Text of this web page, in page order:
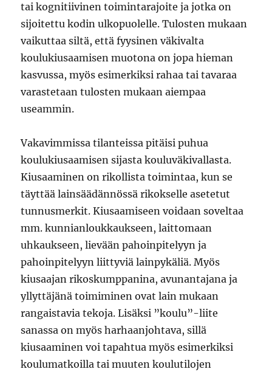
tai kognitiivinen toimintarajoite ja jotka on
sijoitettu kodin ulkopuolelle. Tulosten mukaan
vaikuttaa siltä, että fyysinen väkivalta
koulukiusaamisen muotona on jopa hieman
kasvussa, myös esimerkiksi rahaa tai tavaraa
varastetaan tulosten mukaan aiempaa
useammin.
Vakavimmissa tilanteissa pitäisi puhua
koulukiusaamisen sijasta kouluväkivallasta.
Kiusaaminen on rikollista toimintaa, kun se
täyttää lainsäädännössä rikokselle asetetut
tunnusmerkit. Kiusaamiseen voidaan soveltaa
mm. kunnianloukkaukseen, laittomaan
uhkaukseen, lievään pahoinpitelyyn ja
pahoinpitelyyn liittyviä lainpykäliä. Myös
kiusaajan rikoskumppanina, avunantajana ja
yllyttäjänä toimiminen ovat lain mukaan
rangaistavia tekoja. Lisäksi ”koulu”-liite
sanassa on myös harhaanjohtava, sillä
kiusaaminen voi tapahtua myös esimerkiksi
koulumatkoilla tai muuten koulutilojen